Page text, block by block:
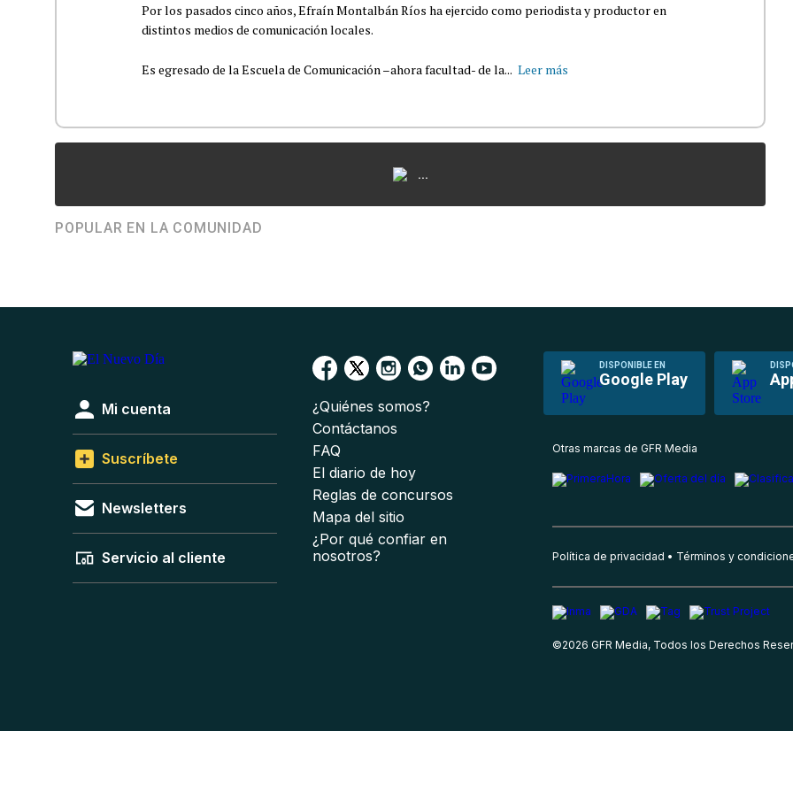
Por los pasados cinco años, Efraín Montalbán Ríos ha ejercido como periodista y productor en
distintos medios de comunicación locales.
Es egresado de la Escuela de Comunicación –ahora facultad- de la... Leer más
...
POPULAR EN LA COMUNIDAD
DISPONIBLE EN
Google Play
Mi cuenta
Suscríbete
Newsletters
Servicio al cliente
¿Quiénes somos?
Contáctanos
FAQ
El diario de hoy
Reglas de concursos
Mapa del sitio
¿Por qué confiar en
nosotros?
Otras marcas de GFR Media
Política de privacidad Términos y
©2026 GFR Media, Todos los Derechos